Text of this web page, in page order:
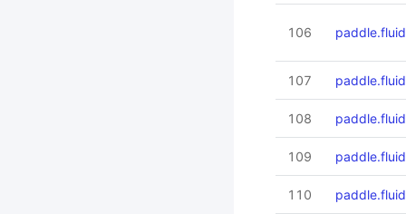
106
107
108
109
110